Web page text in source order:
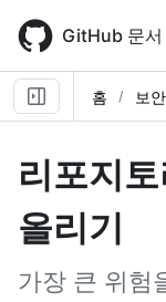
main
content
GitHub 문서
홈 보
리포지
올리기
가장 큰 위험